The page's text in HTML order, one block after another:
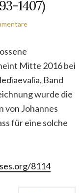
1407)
Mitte 2016 bei
Band
wurde die
von Johannes
für eine solche
8114